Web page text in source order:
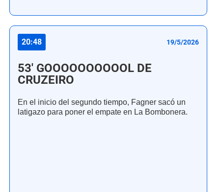
20:48 19/5/2026
53' GOOOOOOOOOOL DE
CRUZEIRO
En el inicio del segundo tiempo, Fagner sacó un
latigazo para poner el empate en La Bombonera.